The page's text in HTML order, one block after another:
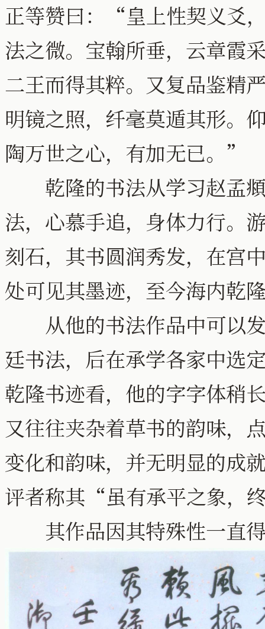
正等赞曰：“皇上性契义爻
法之微。宝翰所垂，云章霞
二王而得其粹。又复品鉴精
明镜之照，纤毫莫遁其形。
陶万世之心，有加无已。”
乾隆的书法从学习赵孟頫
法，心慕手追，身体力行。
刻石，其书圆润秀发，在宫
处可见其墨迹，至今海内乾
从他的书法作品中可以发
廷书法，后在承学各家中选
乾隆书迹看，他的字字体稍
又往往夹杂着草书的韵味，
变化和韵味，并无明显的成
评者称其“虽有承平之象，
其作品因其特殊性一直得